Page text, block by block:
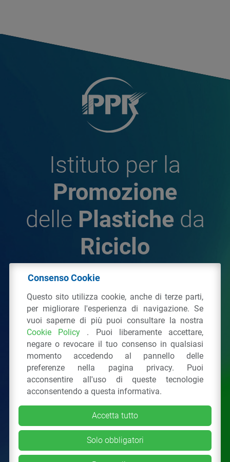
Istituto per la
Promozione
delle Plastiche da
Riciclo
Plastiche da Riciclo
C.F. 97381090154
Via San Vittore 36 20123Milano (MI)
Tel.: 02 43928225.
Tutti i diritti riservati Privacy Policy &Cookie
Consenso Cookie
Questo sito utilizza cookie, anche di terze parti,
per migliorare l'esperienza di navigazione. Se
vuoi saperne di più puoi consultare la nostra
Cookie Policy . Puoi liberamente accettare,
negare o revocare il tuo consenso in qualsiasi
momento accedendo al pannello delle
preferenze nella pagina privacy. Puoi
acconsentire all'uso di queste tecnologie
acconsentendo a questa informativa.
Accetta tutto
Solo obbligatori